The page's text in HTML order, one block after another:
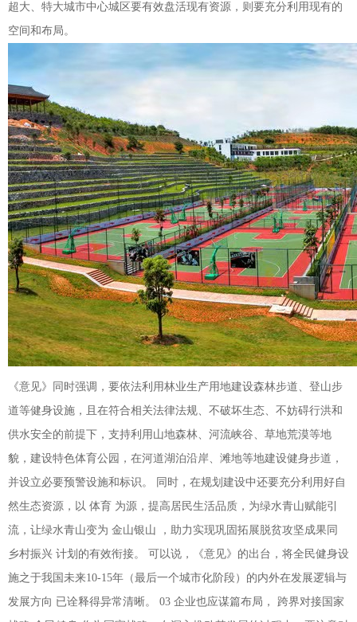
超大、特大城市中心城区要有效盘活现有资源，则要充分利用现有的
空间和布局。
《意见》同时强调，要依法利用林业生产用地建设森林步道、登山步
道等健身设施，且在符合相关法律法规、不破坏生态、不妨碍行洪和
供水安全的前提下，支持利用山地森林、河流峡谷、草地荒漠等地
貌，建设特色体育公园，在河道湖泊沿岸、滩地等地建设健身步道，
并设立必要预警设施和标识。 同时，在规划建设中还要充分利用好自
然生态资源，以 体育 为源，提高居民生活品质，为绿水青山赋能引
流，让绿水青山变为 金山银山 ，助力实现巩固拓展脱贫攻坚成果同
乡村振兴 计划的有效衔接。 可以说，《意见》的出台，将全民健身设
施之于我国未来10-15年（最后一个城市化阶段）的内外在发展逻辑与
发展方向 已诠释得异常清晰。 03 企业也应谋篇布局， 跨界对接国家